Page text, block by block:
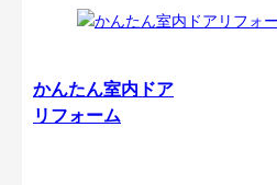
かんたん室内ドア
リフォーム